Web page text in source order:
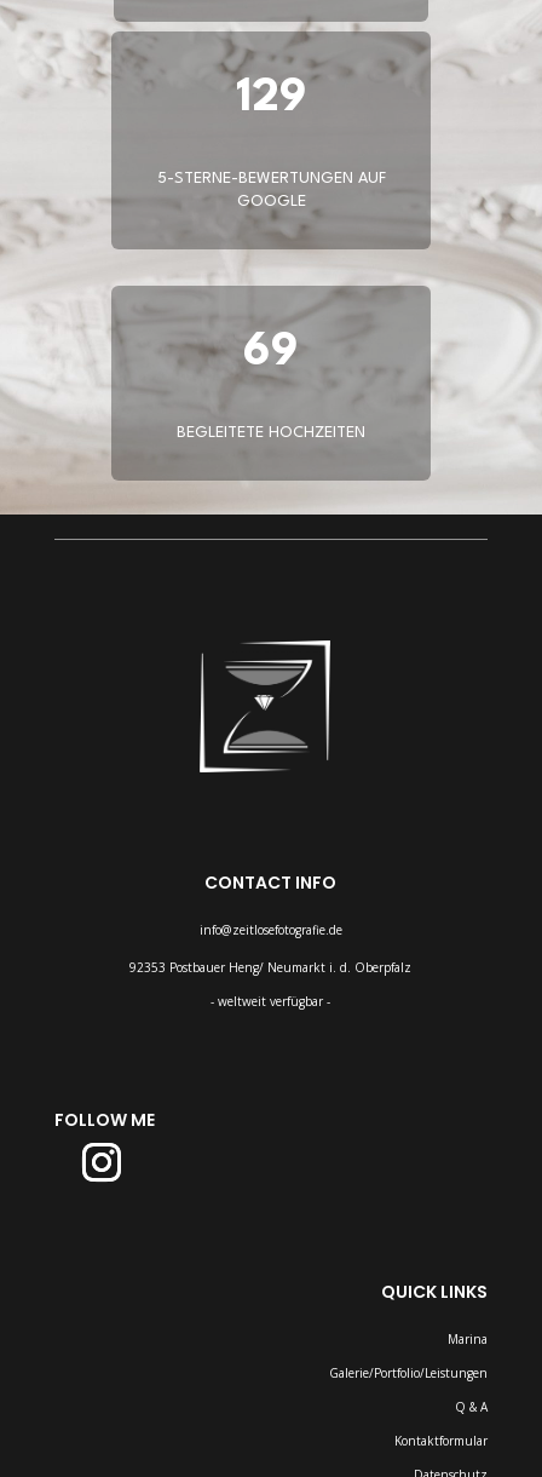
129
5-STERNE-BEWERTUNGEN AUF
GOOGLE
69
BEGLEITETE HOCHZEITEN
CONTACT INFO
info@zeitlosefotografie.de
92353 Postbauer Heng/ Neumarkt i. d. Oberpfalz
- weltweit verfügbar -
FOLLOW ME
QUICK LINKS
Marina
Galerie/Portfolio/Leistungen
Q & A
Kontaktformular